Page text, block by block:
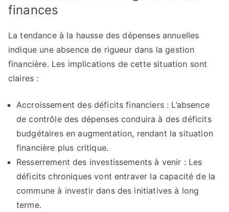
finances
La tendance à la hausse des dépenses annuelles
indique une absence de rigueur dans la gestion
financière. Les implications de cette situation sont
claires :
Accroissement des déficits financiers : L’absence
de contrôle des dépenses conduira à des déficits
budgétaires en augmentation, rendant la situation
financière plus critique.
Resserrement des investissements à venir : Les
déficits chroniques vont entraver la capacité de la
commune à investir dans des initiatives à long
terme.